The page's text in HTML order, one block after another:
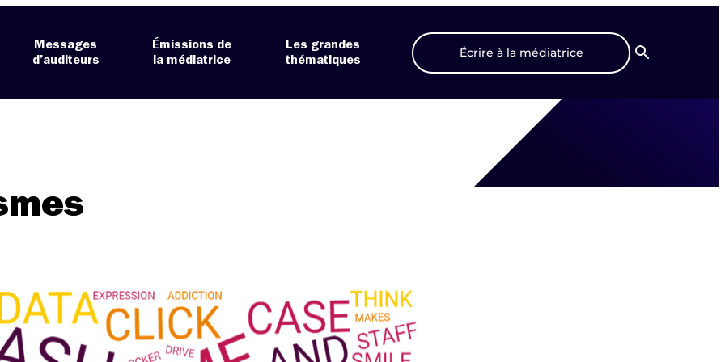
Messages
d’auditeurs
Émissions de
la médiatrice
Les grandes
thématiques
Écrire à la médiatrice
Recherche